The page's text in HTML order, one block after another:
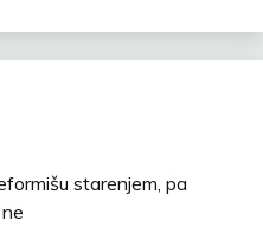
starenjem, pa